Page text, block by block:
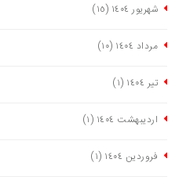
شهریور ١٤٠٤ (١٥)
مرداد ١٤٠٤ (١٠)
تیر ١٤٠٤ (١)
اردیبهشت ١٤٠٤ (١)
فروردین ١٤٠٤ (١)